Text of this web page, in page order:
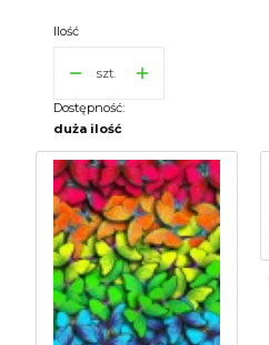
Ilość
szt.
Dostępność:
duża ilość